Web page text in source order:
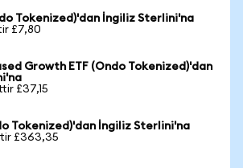
Tokenized)'dan İngiliz Sterlini'na
£7,80
Growth ETF (Ondo Tokenized)'dan
£37,15
Tokenized)'dan İngiliz Sterlini'na
£363,35